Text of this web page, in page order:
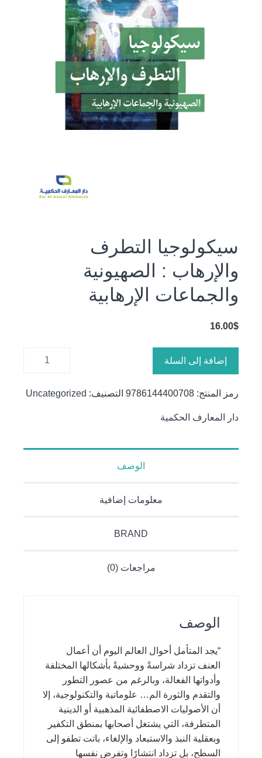
سيكولوجيا التطرف
والإرهاب : الصهيونية
والجماعات الإرهابية
16.00$
والإرهاب :
إضافة إلى السلة
رمز المنتج: 9786144400708 التصنيف: Uncategorized
دار المعارف الحكمية
الوصف
معلومات إضافية
BRAND
مراجعات (0)
الوصف
“يجد المتأمل أحوال العالم اليوم أن أعمال
العنف تزداد شراسةً ووحشيةً بأشكالها المختلفة
وأدواتها الفعالة، وبالرغم من عصور التطور
والتقدم والثورة الم… علوماتية والتكنولوجية، إلا
أن الأصوليات الاصطفائية المذهبية أو الدينية
المتطرفة، التي يشتغل أصحابها بمنطق التكفير
وبعقلية النبذ والاستبعاد والإلغاء، باتت تطفو إلى
السطح، بل تزداد انتشارًا وتفرض نفسها